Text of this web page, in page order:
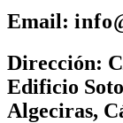
Email:
Dirección:
Edificio
Algeciras,